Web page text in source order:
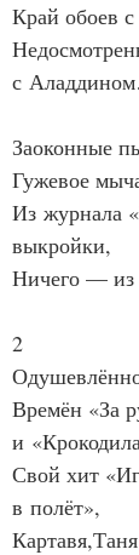
Край обоев с
с
Заоконные
Гужевое
Из журнала
выкройки,
Ничего — из
2
Времён «За
и
Свой хит
в полёт»,